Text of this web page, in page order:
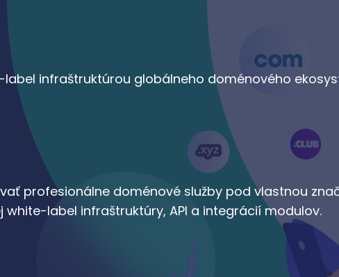
infraštruktúrou globálneho doménového
profesionálne doménové služby pod vlastnou
label infraštruktúry, API a integrácií modulov.